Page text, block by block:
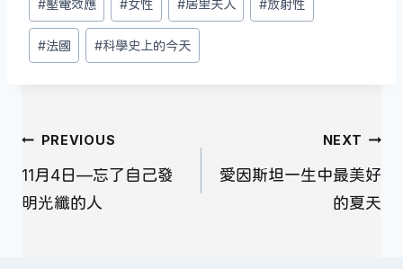
Tags:
#壓電效應 #女性 #居里夫人 #放射性
#法國 #科學史上的今天
文
章
導
PREVIOUS
11月4日—忘了自己發
明光纖的人
NEXT
愛因斯坦一生中最美好
的夏天